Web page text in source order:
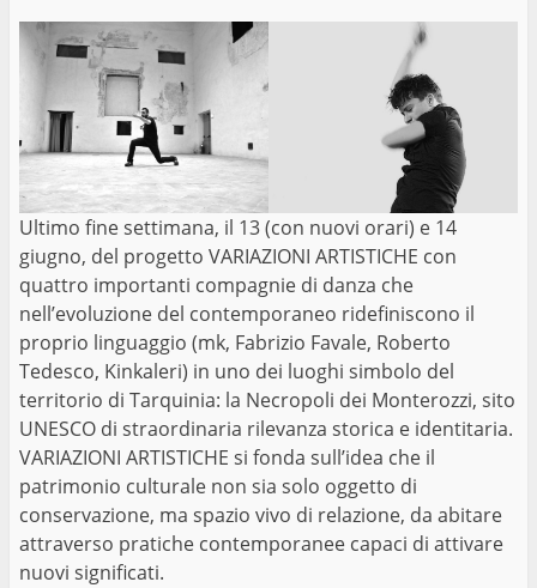
Ultimo fine settimana, il 13 (con nuovi orari) e 14
giugno, del progetto VARIAZIONI ARTISTICHE con
quattro importanti compagnie di danza che
nell’evoluzione del contemporaneo ridefiniscono il
proprio linguaggio (mk, Fabrizio Favale, Roberto
Tedesco, Kinkaleri) in uno dei luoghi simbolo del
territorio di Tarquinia: la Necropoli dei Monterozzi, sito
UNESCO di straordinaria rilevanza storica e identitaria.
VARIAZIONI ARTISTICHE si fonda sull’idea che il
patrimonio culturale non sia solo oggetto di
conservazione, ma spazio vivo di relazione, da abitare
attraverso pratiche contemporanee capaci di attivare
nuovi significati.